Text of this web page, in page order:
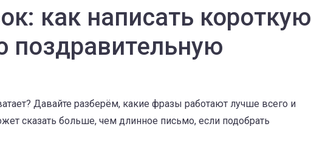
как написать короткую
поздравительную
Давайте разберём, какие фразы работают лучше всего и
сказать больше, чем длинное письмо, если подобрать